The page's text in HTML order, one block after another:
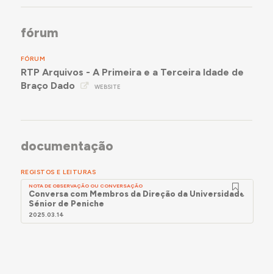
fórum
FÓRUM
RTP Arquivos - A Primeira e a Terceira Idade de
Braço Dado
WEBSITE
documentação
REGISTOS E LEITURAS
NOTA DE OBSERVAÇÃO OU CONVERSAÇÃO
Conversa com Membros da Direção da Universidade
Sénior de Peniche
2025.03.14